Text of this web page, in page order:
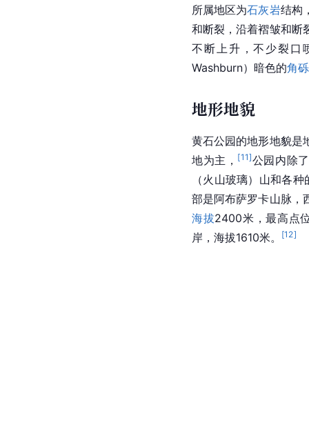
所属地区为石灰岩结构
和断裂，沿着褶皱和断
不断上升，不少裂口
Washburn）暗色的角
地形地貌
黄石公园的地形地貌是
地为主， [11]公园内除
（火山玻璃）山和各
部是阿布萨罗卡山脉，
海拔2400米，最高点
岸，海拔1610米。
[12]